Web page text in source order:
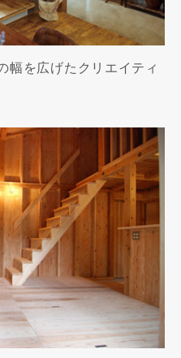
幅を広げたクリエイティ